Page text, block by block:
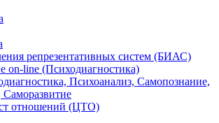
репрезентативных систем (БИАС)
on-line (Психодиагностика)
Психоанализ, Самопознание,
отношений (ЦТО)